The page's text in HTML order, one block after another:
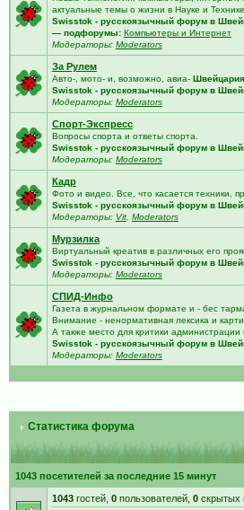
актуальные темы о жизни в Науке и Технике.
Swisstok - русскоязычный форум в
— подфорумы: Компьютеры и Интернет
Модераторы: Moderators
За Рулем
Авто-, мото- и, возможно, авиа- Швейцария
Swisstok - русскоязычный форум в
Модераторы: Moderators
Спорт-Экспресс
Вопросы спорта и ответы спорта.
Swisstok - русскоязычный форум в
Модераторы: Moderators
Кадр
Фото и видео. Все, что касается техники,
Swisstok - русскоязычный форум в
Модераторы: Vit, Moderators
Мурзилка
Виртуальный креатив в различных его
Swisstok - русскоязычный форум в
Модераторы: Moderators
СПИД-Инфо
Газета в журнальном формате и - бес
Внимание - ненормативная лексика и
А также место для критики администрации
Swisstok - русскоязычный форум в
Модераторы: Moderators
Статистика форума
1043 посетителей за последние 15 минут
1043гостей, 0пользователей, 0скрытых